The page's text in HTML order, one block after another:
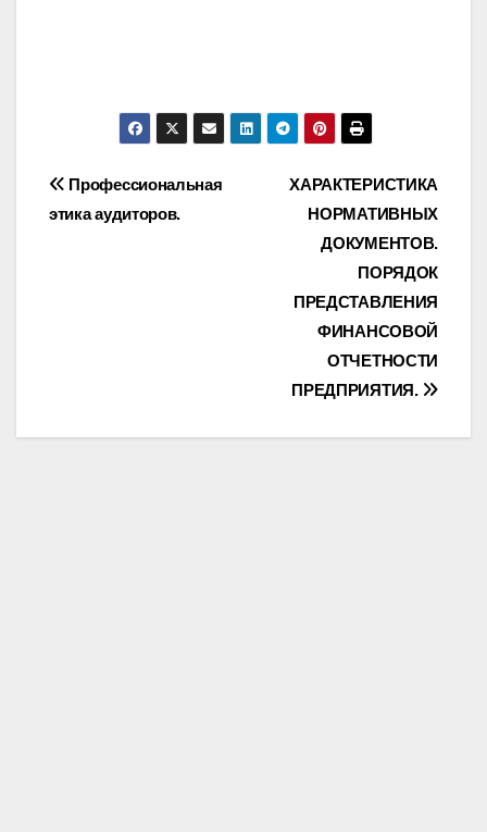
Post
navigation
ХАРАКТЕРИСТИКА
НОРМАТИВНЫХ
ДОКУМЕНТОВ.
ПОРЯДОК
ПРЕДСТАВЛЕНИЯ
ФИНАНСОВОЙ
ОТЧЕТНОСТИ
ПРЕДПРИЯТИЯ.
Профессиональная
этика аудиторов.